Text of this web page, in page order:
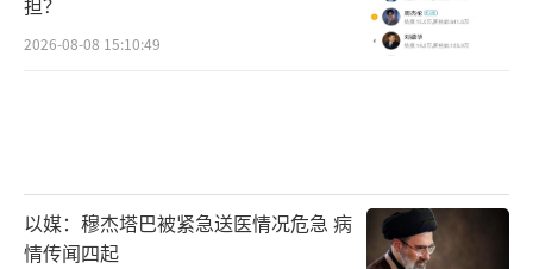
2026-08-08 15:10:49
以媒：穆杰塔巴被紧急送医情况危急 病
情传闻四起